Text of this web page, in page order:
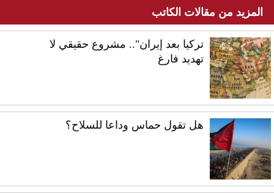
المزيد من مقالات الكاتب
تركيا بعد إيران".. مشروع حقيقي لا
تهديد فارغ
هل تقول حماس وداعا للسلاح؟